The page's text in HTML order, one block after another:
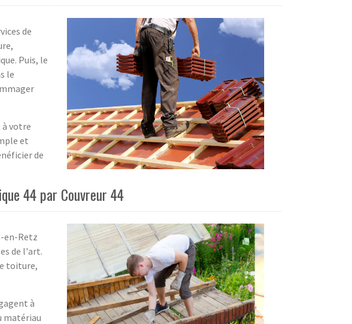
de
Puis, le
le
à votre
et
de
44 par Couvreur 44
en-Retz
de l'art.
toiture,
à
matériau